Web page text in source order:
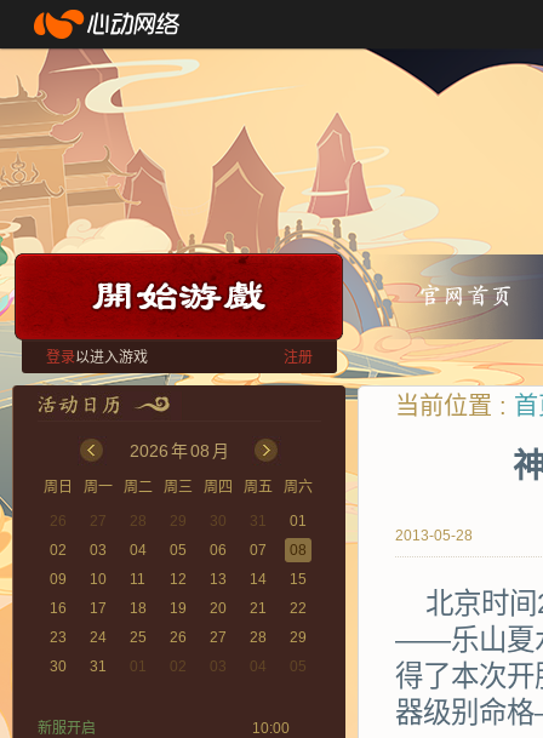
登录以进入游戏 注册
2026年08 月
周日 周一 周二 周三 周四 周五
周六
26
27 28 29 30 31
01
02
03 04 05 06 07
08
09
10 11 12 13 14
15
16
17 18 19 20 21
22
23
24 25 26 27 28
29
30
31 01 02 03 04 05
新服开启 10:00
当前位置 :
2013-05-28
北京时
——乐山夏
得了本次
器级别命